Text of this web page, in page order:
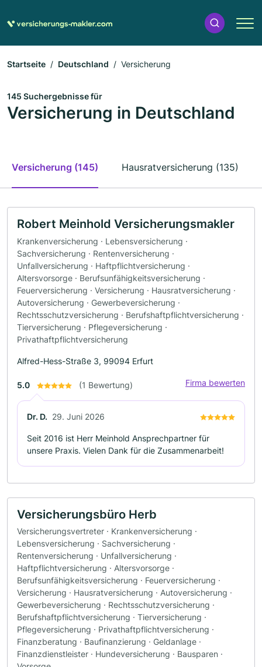
Startseite Deutschland Versicherung
145 Suchergebnisse für
Versicherung in Deutschland
Versicherung (145) Hausratversicherung (135)
Robert Meinhold Versicherungsmakler
Krankenversicherung · Lebensversicherung ·
Sachversicherung · Rentenversicherung ·
Unfallversicherung · Haftpflichtversicherung ·
Altersvorsorge · Berufsunfähigkeitsversicherung ·
Feuerversicherung · Versicherung · Hausratversicherung ·
Autoversicherung · Gewerbeversicherung ·
Rechtsschutzversicherung · Berufshaftpflichtversicherung ·
Tierversicherung · Pflegeversicherung ·
Privathaftpflichtversicherung
Alfred-Hess-Straße 3, 99094 Erfurt
5.0 (1 Bewertung) Firma bewerten
Dr. D. 29. Juni 2026
Seit 2016 ist Herr Meinhold Ansprechpartner für
unsere Praxis. Vielen Dank für die Zusammenarbeit!
Versicherungsbüro Herb
Versicherungsvertreter · Krankenversicherung ·
Lebensversicherung · Sachversicherung ·
Rentenversicherung · Unfallversicherung ·
Haftpflichtversicherung · Altersvorsorge ·
Berufsunfähigkeitsversicherung · Feuerversicherung ·
Versicherung · Hausratversicherung · Autoversicherung ·
Gewerbeversicherung · Rechtsschutzversicherung ·
Berufshaftpflichtversicherung · Tierversicherung ·
Pflegeversicherung · Privathaftpflichtversicherung ·
Finanzberatung · Baufinanzierung · Geldanlage ·
Finanzdienstleister · Hundeversicherung · Bausparen ·